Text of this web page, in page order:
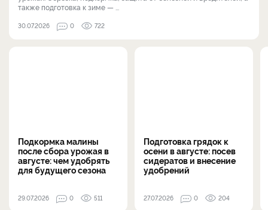
также подготовка к зиме — ...
30.07.2026 0 722
Подкормка малины
после сбора урожая в
августе: чем удобрять
для будущего сезона
29.07.2026 0 511
Подготовка грядок к
осени в августе: посев
сидератов и внесение
удобрений
27.07.2026 0 204